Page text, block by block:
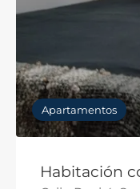
Apartamentos
Habitación